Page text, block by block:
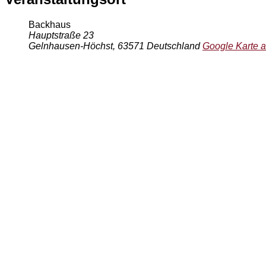
Backhaus
Hauptstraße 23
Gelnhausen-Höchst, 63571 Deutschland Google Karte